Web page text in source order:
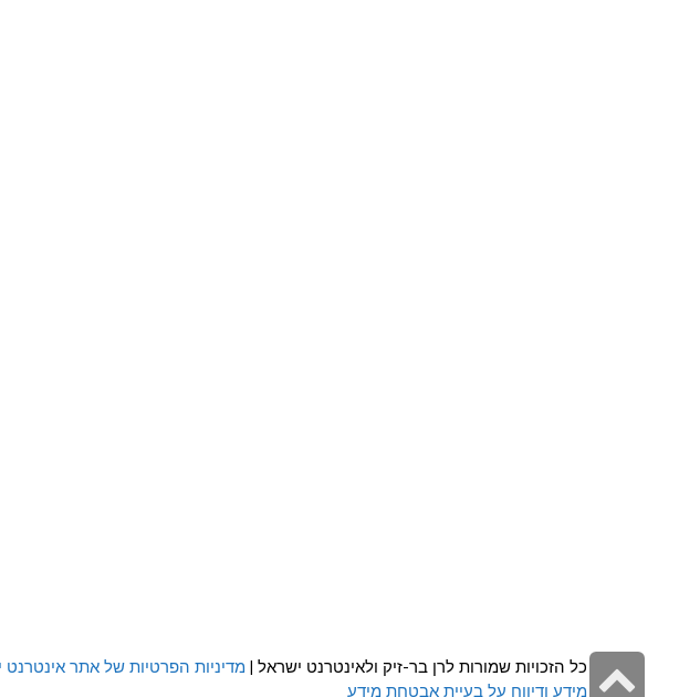
כל הזכויות שמורות לרן בר-זיק ולאינטרנט ישראל | מדיניות הפרטיות של אתר אינטרנט
מידע ודיווח על בעיית אבטחת מידע
גלילה